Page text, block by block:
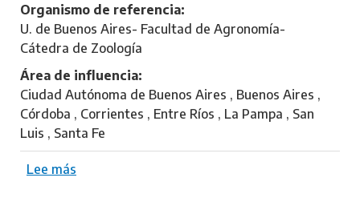
o
,
M
a
c
e
Organismo de referencia
U. de Buenos Aires- Facultad de Agronomía-
Cátedra de Zoología
Área de influencia
Ciudad Autónoma de Buenos Aires , Buenos Aires ,
Córdoba , Corrientes , Entre Ríos , La Pampa , San
Luis , Santa Fe
Lee más